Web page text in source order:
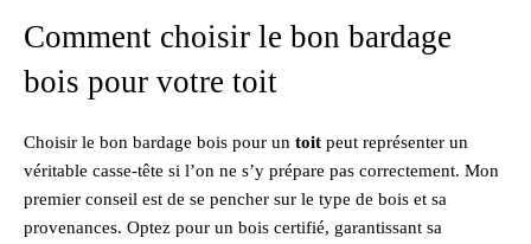
Comment choisir le bon bardage
bois pour votre toit
Choisir le bon bardage bois pour un toit peut représenter un
véritable casse-tête si l’on ne s’y prépare pas correctement. Mon
premier conseil est de se pencher sur le type de bois et sa
provenances. Optez pour un bois certifié, garantissant sa